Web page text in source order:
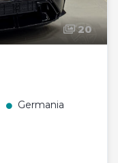
20
Germania